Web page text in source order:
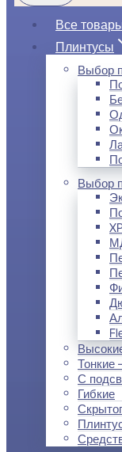
Все
Плинтусы
Выбор
Выбор
Тонкие
С
Гибкие